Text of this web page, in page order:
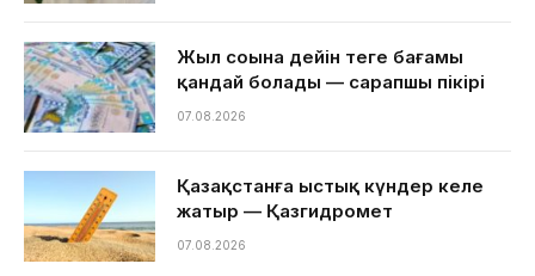
Жыл соңына дейін теңге бағамы
қандай болады — сарапшы пікірі
07.08.2026
Қазақстанға ыстық күндер келе
жатыр — Қазгидромет
07.08.2026